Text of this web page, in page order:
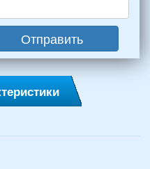
Отправить